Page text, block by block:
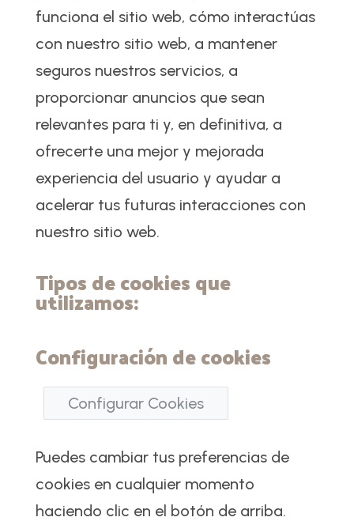
funciona el sitio web, cómo interactúas
con nuestro sitio web, a mantener
seguros nuestros servicios, a
proporcionar anuncios que sean
relevantes para ti y, en definitiva, a
ofrecerte una mejor y mejorada
experiencia del usuario y ayudar a
acelerar tus futuras interacciones con
nuestro sitio web.
Tipos de cookies que
utilizamos:
Configuración de cookies
Configurar Cookies
Puedes cambiar tus preferencias de
cookies en cualquier momento
haciendo clic en el botón de arriba.